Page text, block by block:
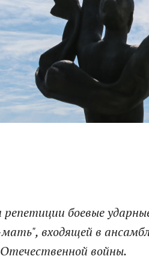
репетиции боевые
входящей в
войны.